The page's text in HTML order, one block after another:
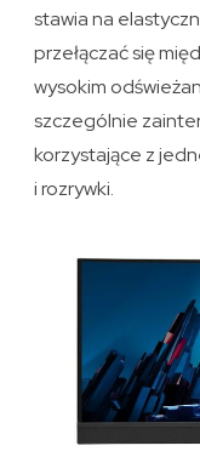
stawia na
przełączać się
wysokim
szczególnie
korzystające z
i rozrywki.